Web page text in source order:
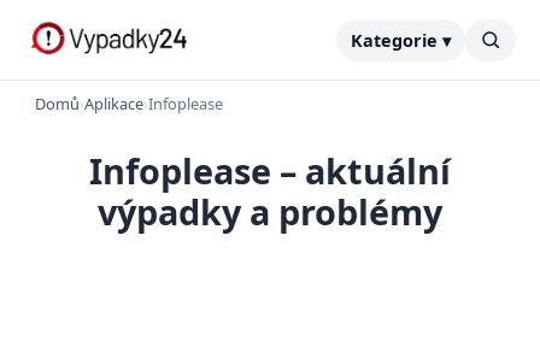
Kategorie ▾
Domů›Aplikace›Infoplease
Infoplease – aktuální
výpadky a problémy